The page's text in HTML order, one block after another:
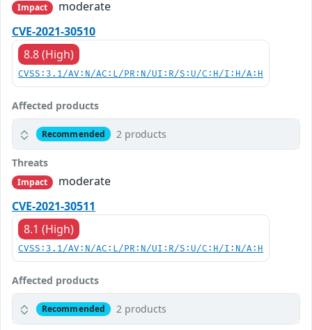
Impact
moderate
CVE-2021-30510
8.8 (High)
CVSS:3.1/AV:N/AC:L/PR:N/UI:R/S:U/C:H/I:H/A:H
Affected products
Recommended 2 products
Threats
Impact
moderate
CVE-2021-30511
8.1 (High)
CVSS:3.1/AV:N/AC:L/PR:N/UI:R/S:U/C:H/I:N/A:H
Affected products
Recommended 2 products